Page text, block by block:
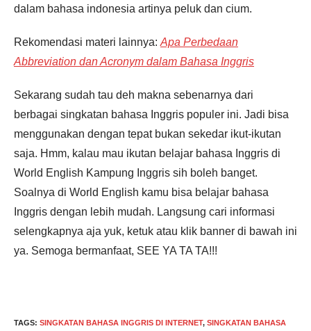
dalam bahasa indonesia artinya peluk dan cium.
Rekomendasi materi lainnya: Apa Perbedaan
Abbreviation dan Acronym dalam Bahasa Inggris
Sekarang sudah tau deh makna sebenarnya dari
berbagai singkatan bahasa Inggris populer ini. Jadi bisa
menggunakan dengan tepat bukan sekedar ikut-ikutan
saja. Hmm, kalau mau ikutan belajar bahasa Inggris di
World English Kampung Inggris sih boleh banget.
Soalnya di World English kamu bisa belajar bahasa
Inggris dengan lebih mudah. Langsung cari informasi
selengkapnya aja yuk, ketuk atau klik banner di bawah ini
ya. Semoga bermanfaat, SEE YA TA TA!!!
TAGS: SINGKATAN BAHASA INGGRIS DI INTERNET, SINGKATAN BAHASA